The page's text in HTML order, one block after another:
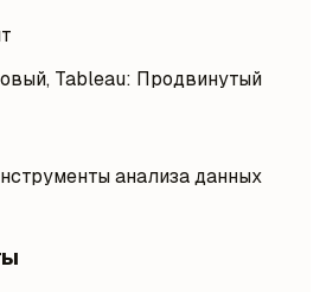
Tableau: Продвинутый
анализа данных